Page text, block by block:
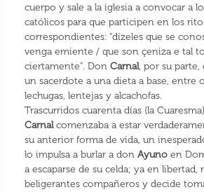
cuerpo y sale a la iglesia a convocar a
católicos para que participen en los
correspondientes: “dízeles que se
venga emiente / que son çeniza e tal
ciertamente”. Don Carnal, por su
un sacerdote a una dieta a base, entre
lechugas, lentejas y alcachofas.
Trascurridos cuarenta días (la
Carnalcomenzaba a estar
su anterior forma de vida, un
lo impulsa a burlar a don Ayunoen
a escaparse de su celda; ya en libertad,
beligerantes compañeros y decide